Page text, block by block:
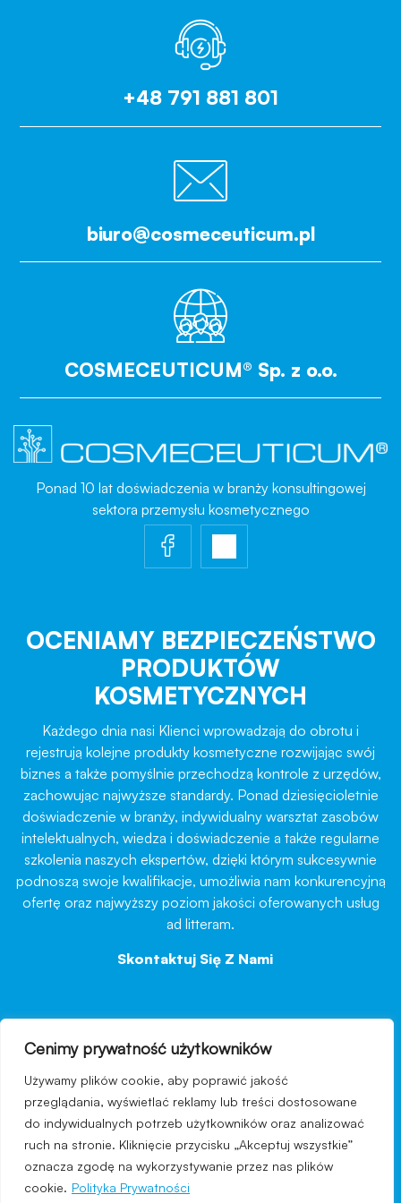
Cenimy prywatność użytkowników
Używamy plików cookie, aby poprawić jakość
przeglądania, wyświetlać reklamy lub treści dostosowane
do indywidualnych potrzeb użytkowników oraz analizować
ruch na stronie. Kliknięcie przycisku „Akceptuj wszystkie”
oznacza zgodę na wykorzystywanie przez nas plików
cookie. Polityka Prywatności
+48 791 881 801
biuro@cosmeceuticum.pl
COSMECEUTICUM® Sp. z o.o.
Ponad 10 lat doświadczenia w branży konsultingowej
sektora przemysłu kosmetycznego
OCENIAMY BEZPIECZEŃSTWO
PRODUKTÓW
KOSMETYCZNYCH
Każdego dnia nasi Klienci wprowadzają do obrotu i
rejestrują kolejne produkty kosmetyczne rozwijając swój
biznes a także pomyślnie przechodzą kontrole z urzędów,
zachowując najwyższe standardy. Ponad dziesięcioletnie
doświadczenie w branży, indywidualny warsztat zasobów
intelektualnych, wiedza i doświadczenie a także regularne
szkolenia naszych ekspertów, dzięki którym sukcesywnie
podnoszą swoje kwalifikacje, umożliwia nam konkurencyjną
ofertę oraz najwyższy poziom jakości oferowanych usług
ad litteram.
Skontaktuj Się Z Nami
nawigacja
Regulamin strony
Polityka prywatności
Kontakt